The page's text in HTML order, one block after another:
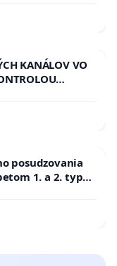
KANÁLOV VO
riešenie
posudzovania
1. a 2. typu